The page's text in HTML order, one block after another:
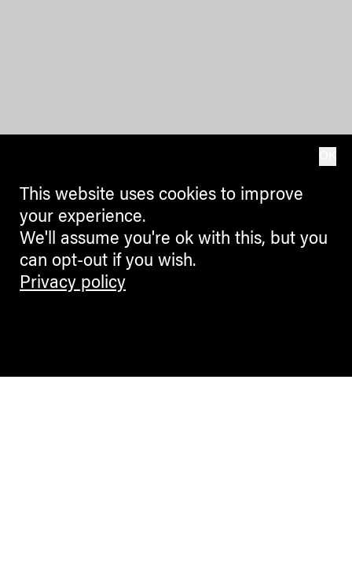
This website uses cookies to improve
your experience.
We'll assume you're ok with this, but you
can opt-out if you wish.
Privacy policy